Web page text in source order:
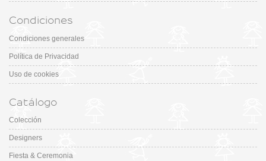
Condiciones
Condiciones generales
Política de Privacidad
Uso de cookies
Catálogo
Colección
Designers
Fiesta & Ceremonia